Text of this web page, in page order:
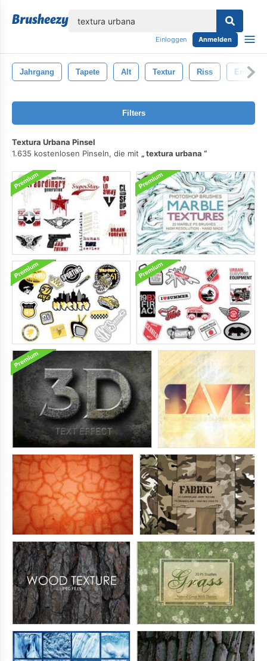
Einloggen Anmelden
Jahrgang Tapete Alt Textur Riss Entwurf
Filters
Textura Urbana Pinsel
1.635 kostenlosen Pinseln, die mit
textura urbana